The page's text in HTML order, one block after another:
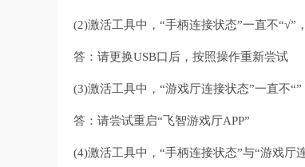
(2)激活工具中，“手柄连接状态”一直不“√”
答：请更换USB口后，按照操作重新尝试
(3)激活工具中，“游戏厅连接状态”一直不“”
答：请尝试重启“飞智游戏厅APP”
(4)激活工具中，“手柄连接状态”与“游戏厅